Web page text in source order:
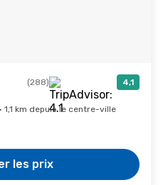
(288) 4,1
1,1 km depuis le centre-ville
les prix